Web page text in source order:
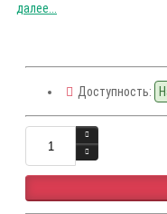
далее...
Доступность: